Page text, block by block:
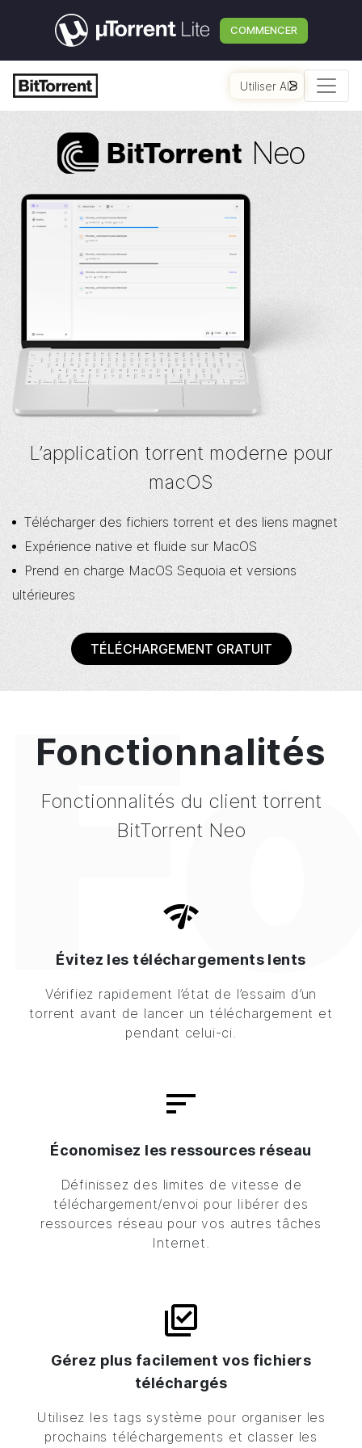
COMMENCER
Utiliser AI
BitTorrent Neo
L’application torrent moderne pour
macOS
Télécharger des fichiers torrent et des liens magnet
Expérience native et fluide sur MacOS
Prend en charge MacOS Sequoia et versions
ultérieures
TÉLÉCHARGEMENT GRATUIT
Fonctionnalités
Fonctionnalités du client torrent
BitTorrent Neo
Évitez les téléchargements lents
Vérifiez rapidement l’état de l’essaim d’un
torrent avant de lancer un téléchargement et
pendant celui-ci.
Économisez les ressources réseau
Définissez des limites de vitesse de
téléchargement/envoi pour libérer des
ressources réseau pour vos autres tâches
Internet.
Gérez plus facilement vos fichiers
téléchargés
Utilisez les tags système pour organiser les
prochains téléchargements et classer les